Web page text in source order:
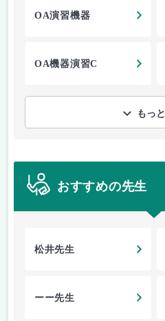
OA演習機器
OA機器演習C
もっ
おすすめの先生
松井先生
ーー先生